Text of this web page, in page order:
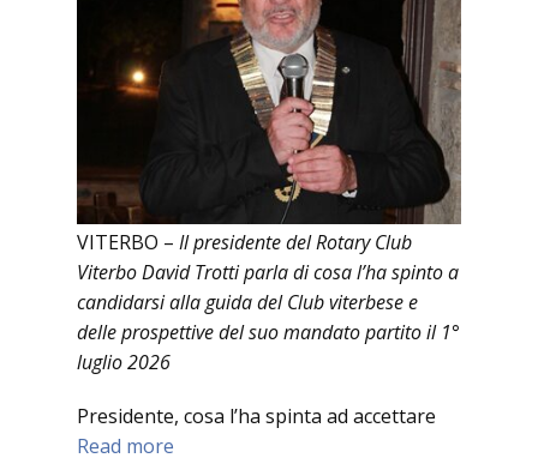
VITERBO – Il presidente del Rotary Club
Viterbo David Trotti parla di cosa l’ha spinto a
candidarsi alla guida del Club viterbese e
delle prospettive del suo mandato partito il 1°
luglio 2026
Presidente, cosa l’ha spinta ad accettare
Read more